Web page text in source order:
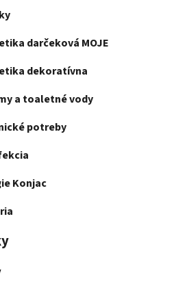
darčeková MOJE
dekoratívna
a toaletné vody
potreby
Konjac